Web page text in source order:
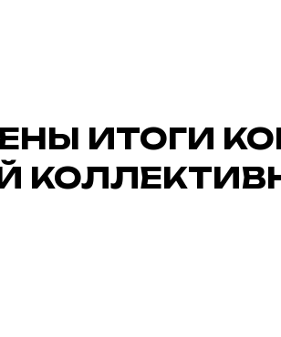
ИТОГИ